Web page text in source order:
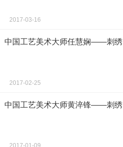
2017-03-16
中国工艺美术大师任慧娴——刺绣
2017-02-25
中国工艺美术大师黄淬锋——刺绣